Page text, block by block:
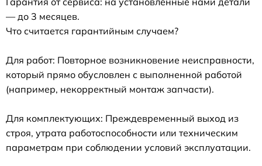
— до 3 месяцев.
Что считается гарантийным случаем?
Для работ: Повторное возникновение неисправности,
который прямо обусловлен с выполненной работой
(например, некорректный монтаж запчасти).
Для комплектующих: Преждевременный выход из
строя, утрата работоспособности или техническим
параметрам при соблюдении условий эксплуатации.